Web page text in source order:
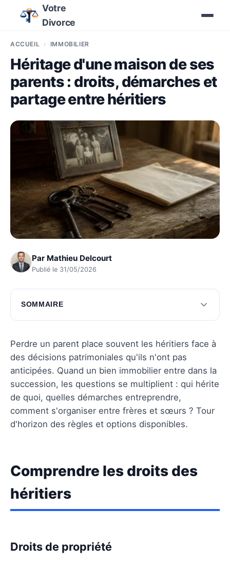
Votre
Divorce
ACCUEIL IMMOBILIER
Héritage d'une maison de ses
parents : droits, démarches et
partage entre héritiers
Par Mathieu Delcourt
Publié le 31/05/2026
SOMMAIRE
Comprendre les droits des héritiers
Démarches administratives pour l'héritage
Options de partage entre héritiers
Questions fréquentes
Perdre un parent place souvent les héritiers face à
des décisions patrimoniales qu'ils n'ont pas
anticipées. Quand un bien immobilier entre dans la
succession, les questions se multiplient : qui hérite
de quoi, quelles démarches entreprendre,
comment s'organiser entre frères et sœurs ? Tour
d'horizon des règles et options disponibles.
Comprendre les droits des
héritiers
Droits de propriété